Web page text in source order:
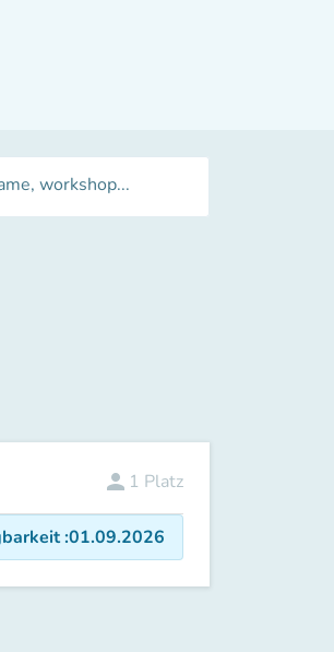
workshop...
person 1 Platz
:01.09.2026